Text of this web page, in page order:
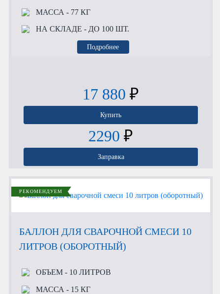
МАССА - 77 КГ
НА СКЛАДЕ - ДО 100 ШТ.
Подробнее
17 880 ₽
Купить
2290 ₽
Заправка
РЕКОМЕНДУЕМ
БАЛЛОН ДЛЯ СВАРОЧНОЙ СМЕСИ 10
ЛИТРОВ (ОБОРОТНЫЙ)
ОБЪЕМ- 10 ЛИТРОВ
МАССА - 15 КГ